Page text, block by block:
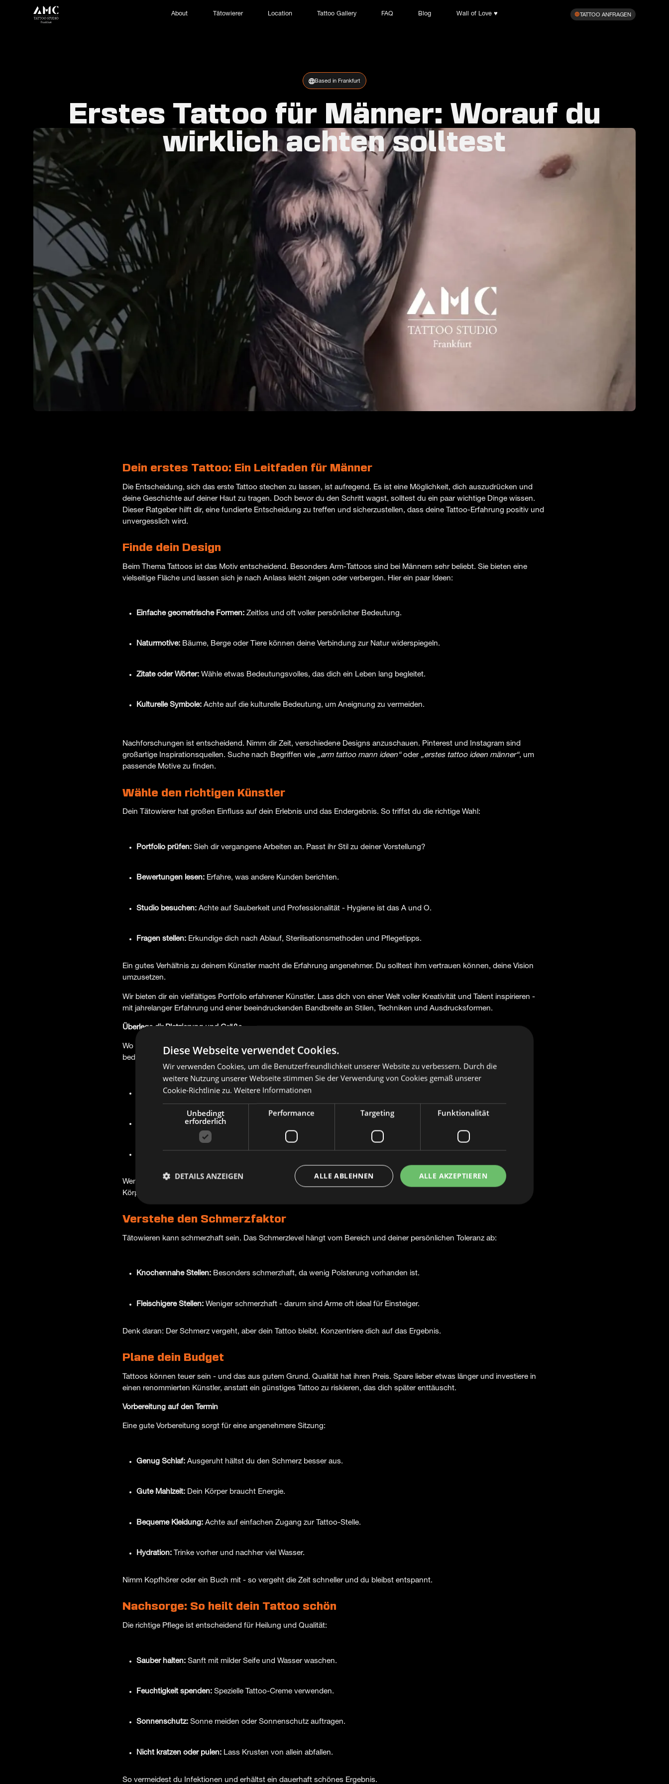
About Tätowierer Location Tattoo Gallery FAQ Blog Wall of Love ♥︎ TATTOO ANFRAGEN
Based in Frankfurt
Erstes Tattoo für Männer: Worauf du
wirklich achten solltest
Dein erstes Tattoo: Ein Leitfaden für Männer
Die Entscheidung, sich das erste Tattoo stechen zu lassen, ist aufregend. Es ist eine Möglichkeit, dich auszudrücken und
deine Geschichte auf deiner Haut zu tragen. Doch bevor du den Schritt wagst, solltest du ein paar wichtige Dinge wissen.
Dieser Ratgeber hilft dir, eine fundierte Entscheidung zu treffen und sicherzustellen, dass deine Tattoo-Erfahrung positiv und
unvergesslich wird.
Finde dein Design
Beim Thema Tattoos ist das Motiv entscheidend. Besonders Arm-Tattoos sind bei Männern sehr beliebt. Sie bieten eine
vielseitige Fläche und lassen sich je nach Anlass leicht zeigen oder verbergen. Hier ein paar Ideen:
Einfache geometrische Formen: Zeitlos und oft voller persönlicher Bedeutung.
Naturmotive: Bäume, Berge oder Tiere können deine Verbindung zur Natur widerspiegeln.
Zitate oder Wörter: Wähle etwas Bedeutungsvolles, das dich ein Leben lang begleitet.
Kulturelle Symbole: Achte auf die kulturelle Bedeutung, um Aneignung zu vermeiden.
Nachforschungen ist entscheidend. Nimm dir Zeit, verschiedene Designs anzuschauen. Pinterest und Instagram sind
großartige Inspirationsquellen. Suche nach Begriffen wie „arm tattoo mann ideen“oder „erstes tattoo ideen männer“, um
passende Motive zu finden.
Wähle den richtigen Künstler
Dein Tätowierer hat großen Einfluss auf dein Erlebnis und das Endergebnis. So triffst du die richtige Wahl:
Portfolio prüfen: Sieh dir vergangene Arbeiten an. Passt ihr Stil zu deiner Vorstellung?
Bewertungen lesen: Erfahre, was andere Kunden berichten.
Studio besuchen: Achte auf Sauberkeit und Professionalität - Hygiene ist das A und O.
Fragen stellen: Erkundige dich nach Ablauf, Sterilisationsmethoden und Pflegetipps.
Ein gutes Verhältnis zu deinem Künstler macht die Erfahrung angenehmer. Du solltest ihm vertrauen können, deine Vision
umzusetzen.
Wir bieten dir ein vielfältiges Portfolio erfahrener Künstler. Lass dich von einer Welt voller Kreativität und Talent inspirieren -
mit jahrelanger Erfahrung und einer beeindruckenden Bandbreite an Stilen, Techniken und Ausdrucksformen.
Überlege dir Platzierung und Größe
Wo du dein Tattoo platzierst und wie groß es sein soll, ist ebenfalls wichtig. Gerade bei Arm-Tattoos gilt es, Folgendes zu
bedenken:
Sichtbarkeit:Soll es für den Job oder privat leicht verdeckbar sein?
Bereiche mit wenig Gewebe (z. B. die Innenseite des Arms) sind empfindlicher.
Wenn du unsicher bist, starte mit einem kleineren Motiv. So kannst du deine Schmerzgrenze testen und sehen, wie dein
Körper reagiert.
Verstehe den Schmerzfaktor
Tätowieren kann schmerzhaft sein. Das Schmerzlevel hängt vom Bereich und deiner persönlichen Toleranz ab:
Knochennahe Stellen: Besonders schmerzhaft, da wenig Polsterung vorhanden ist.
Fleischigere Stellen: Weniger schmerzhaft - darum sind Arme oft ideal für Einsteiger.
Denk daran: Der Schmerz vergeht, aber dein Tattoo bleibt. Konzentriere dich auf das Ergebnis.
Plane dein Budget
Tattoos können teuer sein - und das aus gutem Grund. Qualität hat ihren Preis. Spare lieber etwas länger und investiere in
einen renommierten Künstler, anstatt ein günstiges Tattoo zu riskieren, das dich später enttäuscht.
Vorbereitung auf den Termin
Eine gute Vorbereitung sorgt für eine angenehmere Sitzung:
Genug Schlaf: Ausgeruht hältst du den Schmerz besser aus.
Gute Mahlzeit: Dein Körper braucht Energie.
Bequeme Kleidung: Achte auf einfachen Zugang zur Tattoo-Stelle.
Hydration: Trinke vorher und nachher viel Wasser.
Nimm Kopfhörer oder ein Buch mit - so vergeht die Zeit schneller und du bleibst entspannt.
Nachsorge: So heilt dein Tattoo schön
Die richtige Pflege ist entscheidend für Heilung und Qualität:
Sauber halten: Sanft mit milder Seife und Wasser waschen.
Feuchtigkeit spenden: Spezielle Tattoo-Creme verwenden.
Sonnenschutz: Sonne meiden oder Sonnenschutz auftragen.
Nicht kratzen oder pulen: Lass Krusten von allein abfallen.
So vermeidest du Infektionen und erhältst ein dauerhaft schönes Ergebnis.
Diese Webseite verwendet Cookies.
Wir verwenden Cookies, um die Benutzerfreundlichkeit unserer Website zu verbessern. Durch die
weitere Nutzung unserer Webseite stimmen Sie der Verwendung von Cookies gemäß unserer
Cookie-Richtlinie zu. Weitere Informationen
Unbedingt
erforderlich
Performance Targeting Funktionalität
ALLE AKZEPTIEREN
ALLE ABLEHNEN
DETAILS ANZEIGEN